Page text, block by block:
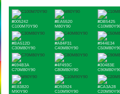
#005242
C100M70Y90
#EA5520
M80Y90
#DB5425
#BA512D
C30M80Y90
#A84F31
C40M80Y90
#944E34
#694B3A
C70M80Y90
#4F493C
C80M80Y90
#30483E
#E83820
M90Y90
#D93924
C10M90Y90
#CA3A28